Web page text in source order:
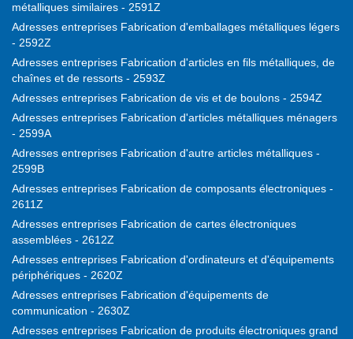
métalliques similaires - 2591Z
Adresses entreprises Fabrication d'emballages métalliques légers
- 2592Z
Adresses entreprises Fabrication d'articles en fils métalliques, de
chaînes et de ressorts - 2593Z
Adresses entreprises Fabrication de vis et de boulons - 2594Z
Adresses entreprises Fabrication d'articles métalliques ménagers
- 2599A
Adresses entreprises Fabrication d'autre articles métalliques -
2599B
Adresses entreprises Fabrication de composants électroniques -
2611Z
Adresses entreprises Fabrication de cartes électroniques
assemblées - 2612Z
Adresses entreprises Fabrication d'ordinateurs et d'équipements
périphériques - 2620Z
Adresses entreprises Fabrication d'équipements de
communication - 2630Z
Adresses entreprises Fabrication de produits électroniques grand